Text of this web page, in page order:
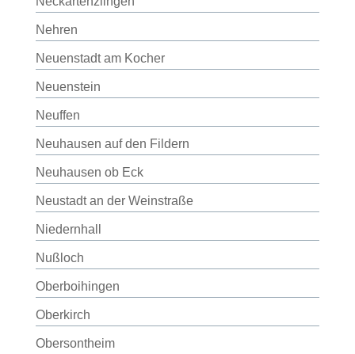
Nehren
Neuenstadt am Kocher
Neuenstein
Neuffen
Neuhausen auf den Fildern
Neuhausen ob Eck
Neustadt an der Weinstraße
Niedernhall
Nußloch
Oberboihingen
Oberkirch
Obersontheim